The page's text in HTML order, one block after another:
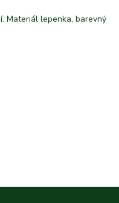
Materiál lepenka, barevný